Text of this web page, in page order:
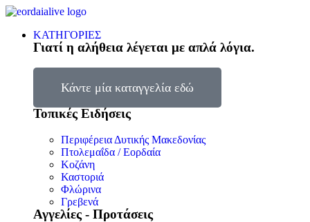
ΚΑΤΗΓΟΡΙΕΣ
Γιατί η αλήθεια λέγεται με απλά λόγια.
Κάντε μία καταγγελία εδώ
Τοπικές Ειδήσεις
Περιφέρεια Δυτικής Μακεδονίας
Πτολεμαΐδα / Εορδαία
Κοζάνη
Καστοριά
Φλώρινα
Γρεβενά
Αγγελίες - Προτάσεις